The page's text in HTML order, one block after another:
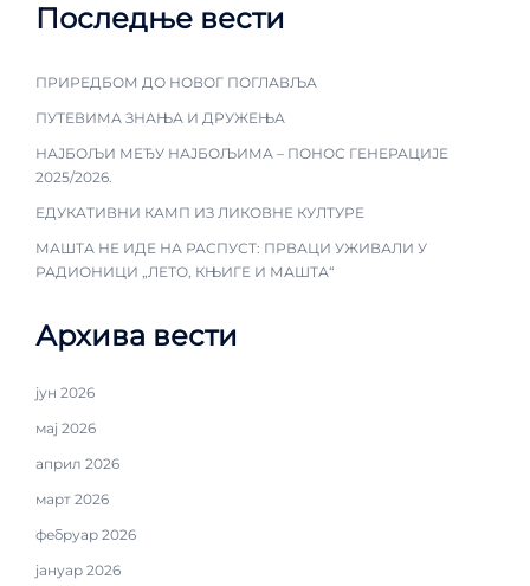
Последње вести
ПРИРЕДБОМ ДО НОВОГ ПОГЛАВЉА
ПУТЕВИМА ЗНАЊА И ДРУЖЕЊА
НАЈБОЉИ МЕЂУ НАЈБОЉИМА – ПОНОС ГЕНЕРАЦИЈЕ
2025/2026.
ЕДУКАТИВНИ КАМП ИЗ ЛИКОВНЕ КУЛТУРЕ
МАШТА НЕ ИДЕ НА РАСПУСТ: ПРВАЦИ УЖИВАЛИ У
РАДИОНИЦИ „ЛЕТО, КЊИГЕ И МАШТА“
Архива вести
јун 2026
мај 2026
април 2026
март 2026
фебруар 2026
јануар 2026